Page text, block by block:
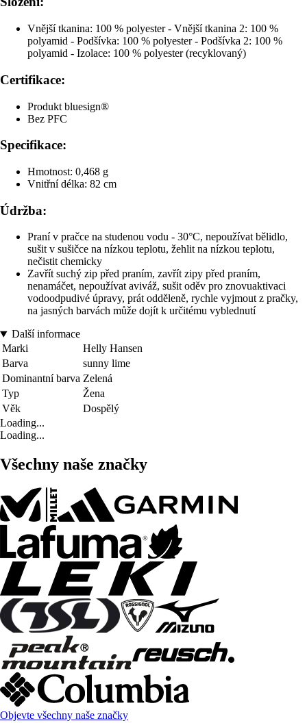
Vnější tkanina: 100 % polyester - Vnější tkanina 2: 100 %
polyamid - Podšívka: 100 % polyester - Podšívka 2: 100 %
polyamid - Izolace: 100 % polyester (recyklovaný)
Certifikace:
Produkt bluesign®
Bez PFC
Specifikace:
Hmotnost: 0,468 g
Vnitřní délka: 82 cm
Údržba:
Praní v pračce na studenou vodu - 30°C, nepoužívat bělidlo,
sušit v sušičce na nízkou teplotu, žehlit na nízkou teplotu,
nečistit chemicky
Zavřít suchý zip před praním, zavřít zipy před praním,
nenamáčet, nepoužívat aviváž, sušit oděv pro znovuaktivaci
vodoodpudivé úpravy, prát odděleně, rychle vyjmout z pračky,
na jasných barvách může dojít k určitému vyblednutí
Další informace
Marki
Helly Hansen
Barva
sunny lime
Dominantní barva Zelená
Typ
Žena
Věk
Dospělý
Loading...
Loading...
Všechny naše značky
Objevte všechny naše značky